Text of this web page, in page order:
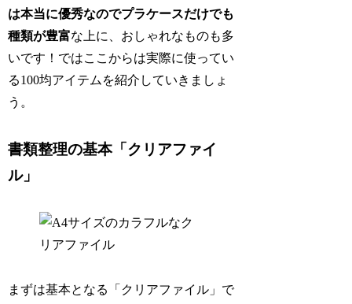
は本当に優秀なのでプラケースだけでも
種類が豊富な上に、おしゃれなものも多
いです！ではここからは実際に使ってい
る100均アイテムを紹介していきましょ
う。
書類整理の基本「クリアファイ
ル」
まずは基本となる「クリアファイル」で